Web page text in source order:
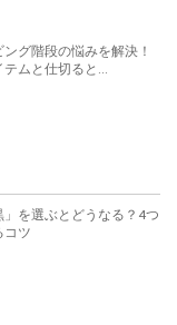
グ階段の悩みを解決！
ムと仕切ると...
を選ぶとどうなる？4つ
コツ